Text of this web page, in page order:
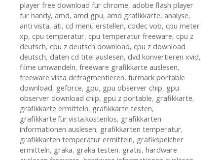
player free download für chrome, adobe flash player
fur handy, amd, amd gpu, amd grafikkarte, analyse,
anti vista, ati, cd menü erstellen, codec vob, cpu meter
xp, cpu temperatur, cpu temperatur freeware, cpu z
deutsch, cpu z deutsch download, cpu z download
deutsch, daten cd titel auslesen, dvd konvertieren xvid,
filme umwandeln, freeware grafikkarte auslesen,
freeware vista defragmentieren, furmark portable
download, geforce, gpu, gpu observer chip, gpu
observer download chip, gpu z portable, grafikkarte,
grafikkarte ermitteln, grafikkarte testen,
grafikkarte.für.vista.kostenlos, grafikkarten
informationen auslesen, grafikkarten temperatur,
grafikkarten temperatur ermitteln, grafikspeicher
ermitteln, graka, graka testen, gratis, hardware